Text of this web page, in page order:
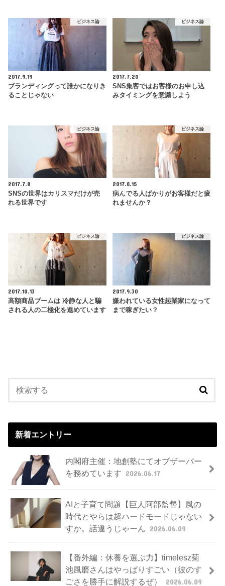
ビジネス論
2017.9.19
ブランディングって誰かになりき
ることじゃない
ビジネス論
2017.7.20
SNS集客ではお客様のお申し込
みタイミングを意識しよう
ビジネス論
2017.7.8
SNSの世界はカリスマだけが売
れる世界です
ビジネス論
2017.8.15
病んでる人ばかりがお客様だと疲
れませんか？
ビジネス論
2017.10.13
高額商品ブームは 冷静な人と騙
される人の二極化を進めています
ビジネス論
2017.9.30
嫌われている女性起業家になって
まで稼ぎたい？
新着エントリー
内閣府主催：地創塾にてオブザーバー
を務めています 2026.06.17
AIと子育て問題【巨人阿部監督】風の
時代とやらは超ハードモードじゃない
すか。話違うじゃーん 2026.06.09
【番外編：休養を選ぶ力】timelesz菊
池風磨さんはやっぱりすごい（彼のす
ごさを勝手に解説するぜ）
2026.06.09